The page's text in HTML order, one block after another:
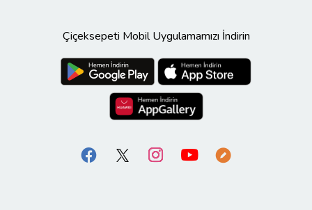
Çiçeksepeti Mobil Uygulamamızı İndirin